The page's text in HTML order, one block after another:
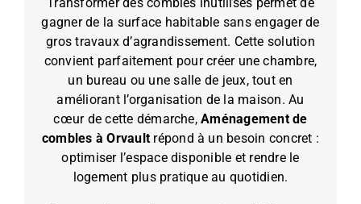
gagner de la surface habitable sans engager de
gros travaux d’agrandissement. Cette solution
convient parfaitement pour créer une chambre,
un bureau ou une salle de jeux, tout en
améliorant l’organisation de la maison. Au
cœur de cette démarche,Aménagement de
combles à Orvault répond à un besoin concret :
optimiser l’espace disponible et rendre le
logement plus pratique au quotidien.